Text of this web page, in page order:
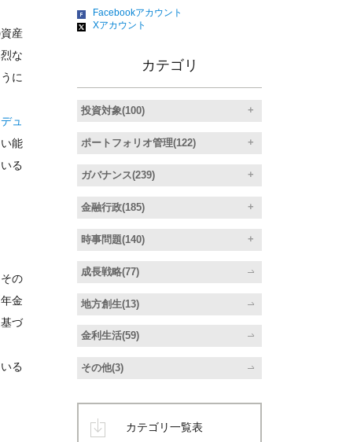
産
な
に
ュ
能
る
の
金
づ
る
Facebookアカウント
Xアカウント
カテゴリ
投資対象(100)
ポートフォリオ管理(122)
ガバナンス(239)
金融行政(185)
時事問題(140)
成長戦略(77)
地方創生(13)
金利生活(59)
その他(3)
カテゴリ一覧表